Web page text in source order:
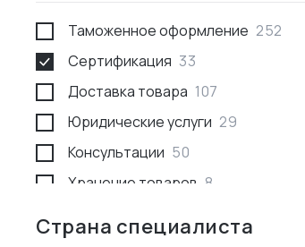
Таможенное оформление 252
Сертификация 33
Доставка товара 107
Юридические услуги 29
Консультации 50
Хранение товаров 8
Страна специалиста